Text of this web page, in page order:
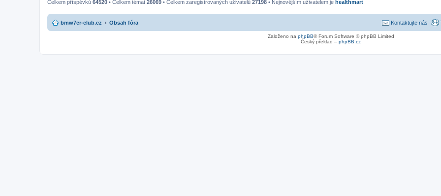
Celkem příspěvků 64520 • Celkem témat 26069 • Celkem zaregistrovaných uživatelů 27198 • Nejnovějším uživatelem je healthmart
bmw7er-club.cz Obsah fóra Kontaktujte nás
Založeno na phpBB® Forum Software © phpBB Limited
Český překlad – phpBB.cz